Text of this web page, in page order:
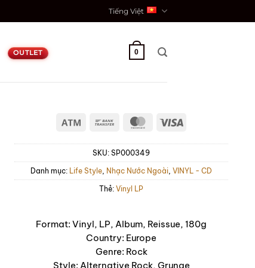
Tiếng Việt
OUTLET 0
Atm
Bank
MasterCard
SKU: SP000349
Danh mục: Life Style Nhạc Nước Ngoài VINYL - CD
Thẻ: Vinyl LP
Format: Vinyl, LP, Album, Reissue, 180g
Country: Europe
Genre: Rock
Style: Alternative Rock, Grunge